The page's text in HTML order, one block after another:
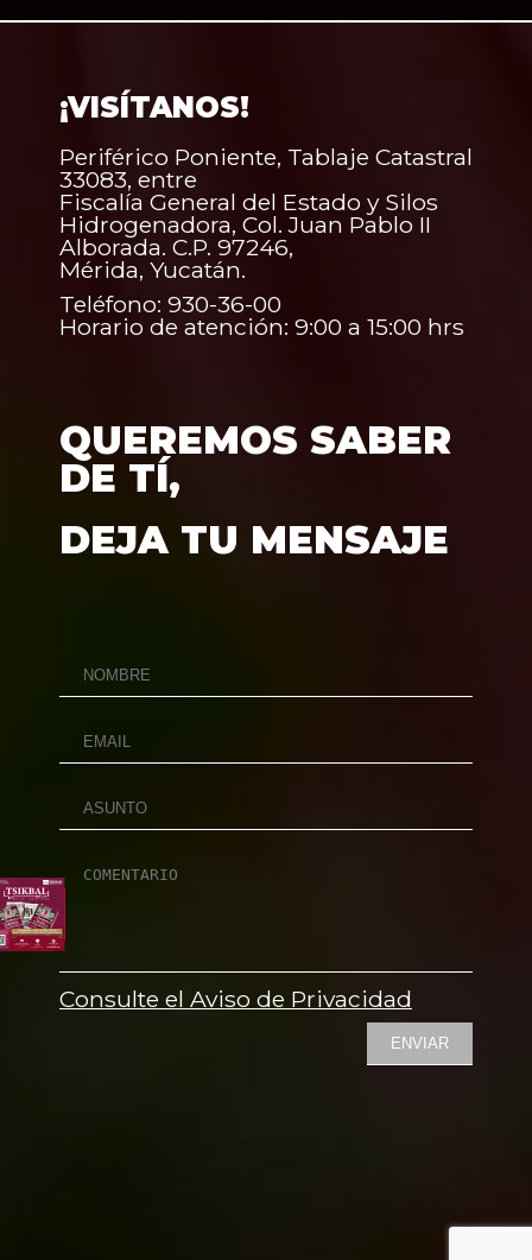
¡VISÍTANOS!
Periférico Poniente, Tablaje Catastral
33083, entre
Fiscalía General del Estado y Silos
Hidrogenadora, Col. Juan Pablo II
Alborada. C.P. 97246,
Mérida, Yucatán.
Teléfono: 930-36-00
Horario de atención: 9:00 a 15:00 hrs
QUEREMOS SABER
DE TÍ,
DEJA TU MENSAJE
Consulte el Aviso de Privacidad